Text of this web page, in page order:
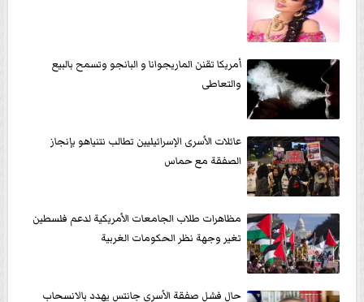
أمريكا تقنن الماريجوانا و البانجو وتسمح بالبيع
والتعاطى
عائلات الأسرى الإسرائيليين تطالب نتنياهو بإنجاز
الصفقة مع حماس
مظاهرات طلاب الجامعات الأمريكية لدعم فلسطين
تغير وجهة نظر الحكومات الغربية
حال فشل صفقة الأسرى جانتس يهدد بالانسحاب